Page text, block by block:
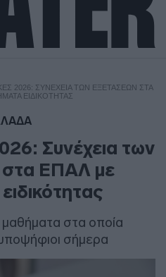
2026: ΣΥΝΈΧΕΙΑ ΤΩΝ ΕΞΕΤΆΣΕΩΝ ΣΤΑ
ΕΙΔΙΚΌΤΗΤΑΣ
Συνέχεια των
στα ΕΠΑΛ με
στα οποία
σήμερα